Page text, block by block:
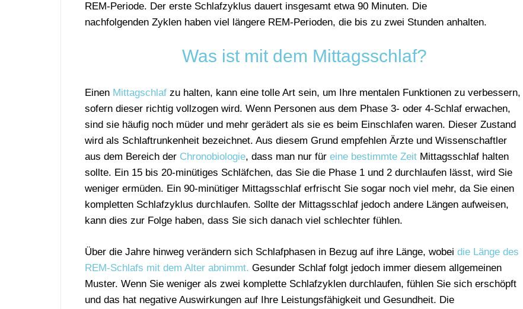
REM-Periode. Der erste Schlafzyklus dauert insgesamt etwa 90 Minuten. Die
nachfolgenden Zyklen haben viel längere REM-Perioden, die bis zu zwei Stunden anhalten.
Was ist mit dem Mittagsschlaf?
Einen Mittagschlaf zu halten, kann eine tolle Art sein, um Ihre mentalen Funktionen zu verbessern,
sofern dieser richtig vollzogen wird. Wenn Personen aus dem Phase 3- oder 4-Schlaf erwachen,
sind sie häufig noch müder und mehr gerädert als sie es beim Einschlafen waren. Dieser Zustand
wird als Schlaftrunkenheit bezeichnet. Aus diesem Grund empfehlen Ärzte und Wissenschaftler
aus dem Bereich der Chronobiologie, dass man nur für eine bestimmte Zeit Mittagsschlaf halten
sollte. Ein 15 bis 20-minütiges Schläfchen, das Sie die Phase 1 und 2 durchlaufen lässt, wird Sie
weniger ermüden. Ein 90-minütiger Mittagsschlaf erfrischt Sie sogar noch viel mehr, da Sie einen
kompletten Schlafzyklus durchlaufen. Sollte der Mittagsschlaf jedoch andere Längen aufweisen,
kann dies zur Folge haben, dass Sie sich danach viel schlechter fühlen.
Über die Jahre hinweg verändern sich Schlafphasen in Bezug auf ihre Länge, wobei die Länge des
REM-Schlafs mit dem Alter abnimmt. Gesunder Schlaf folgt jedoch immer diesem allgemeinen
Muster. Wenn Sie weniger als zwei komplette Schlafzyklen durchlaufen, fühlen Sie sich erschöpft
und das hat negative Auswirkungen auf Ihre Leistungsfähigkeit und Gesundheit. Die